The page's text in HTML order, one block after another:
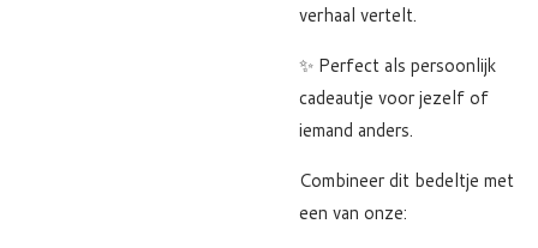
verhaal vertelt.
✨ Perfect als persoonlijk
cadeautje voor jezelf of
iemand anders.
Combineer dit bedeltje met
een van onze: